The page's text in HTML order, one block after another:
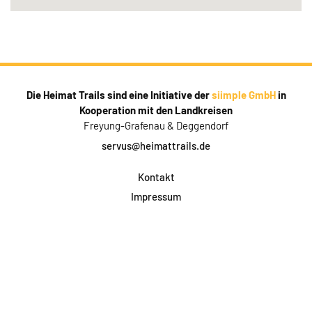
Die Heimat Trails sind eine Initiative dersiimple GmbHin
Kooperation mit den Landkreisen
Freyung-Grafenau & Deggendorf
servus@heimattrails.de
Kontakt
Impressum